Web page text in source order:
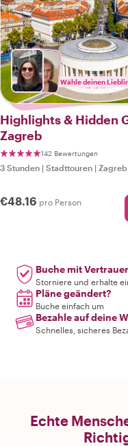
Wähle deinen
Highlights & Hidden
Zagreb
142 Bewertungen
3 Stunden | Stadttouren | Zagreb
€48.16 pro Person
Buche mit
Storniere und erhalte
Pläne geändert?
Buche einfach um
Bezahle auf deine
Schnelles, sicheres
Echte